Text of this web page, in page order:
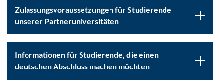
Zulassungsvoraussetzungen für Studierende
unserer Partneruniversitäten
Informationen für Studierende, die einen
deutschen Abschluss machen möchten